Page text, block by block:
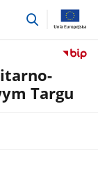
przejdź
Targu